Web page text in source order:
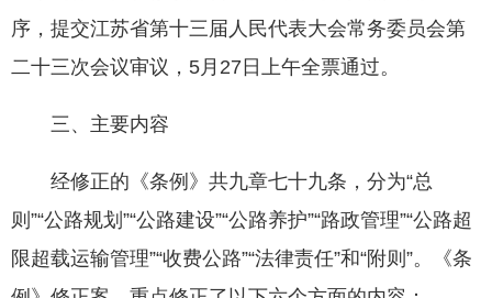
序，提交江苏省第十三届人民代表大会常务委员会第
二十三次会议审议，5月27日上午全票通过。
三、主要内容
经修正的《条例》共九章七十九条，分为“总
则”“公路规划”“公路建设”“公路养护”“路政管理”“公路超
限超载运输管理”“收费公路”“法律责任”和“附则”。《条